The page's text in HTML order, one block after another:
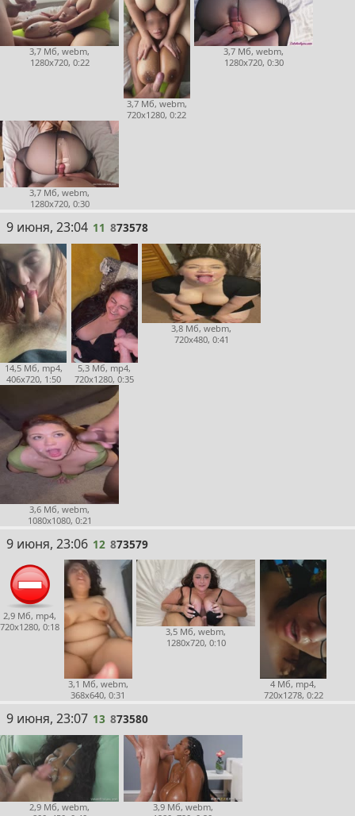
3,7 Мб, webm,
1280x720, 0:22
3,7 Мб, webm,
720x1280, 0:22
3,7 Мб, webm,
1280x720, 0:30
3,7 Мб, webm,
1280x720, 0:30
11
9 июня, 23:04 11 873578
14,5 Мб, mp4,
406x720, 1:50
5,3 Мб, mp4,
720x1280, 0:35
3,8 Мб, webm,
720x480, 0:41
3,6 Мб, webm,
1080x1080, 0:21
12
9 июня, 23:06 12 873579
2,9 Мб, mp4,
720x1280, 0:18
3,1 Мб, webm,
368x640, 0:31
3,5 Мб, webm,
1280x720, 0:10
4 Мб, mp4,
720x1278, 0:22
13
9 июня, 23:07 13 873580
2,9 Мб, webm,
3,9 Мб, webm,